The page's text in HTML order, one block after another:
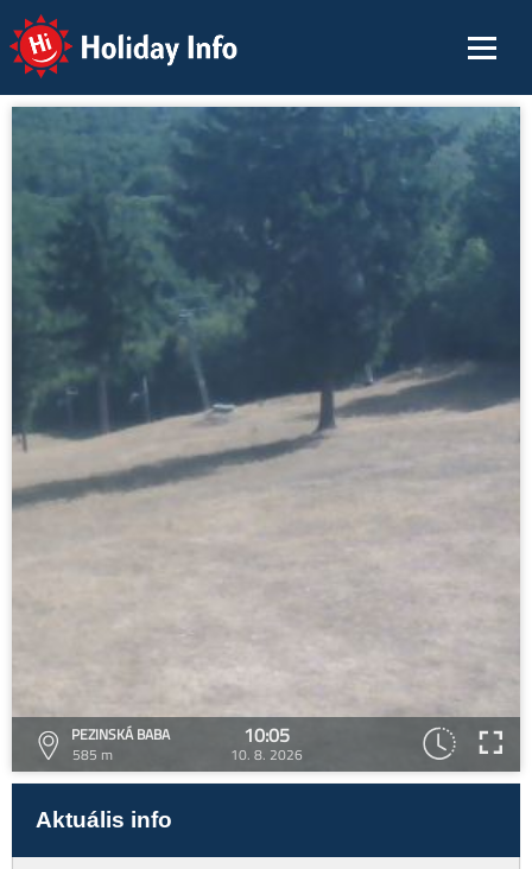
Holiday Info
PEZINSKÁ BABA
585 m
10:05
10. 8. 2026
Aktuális info